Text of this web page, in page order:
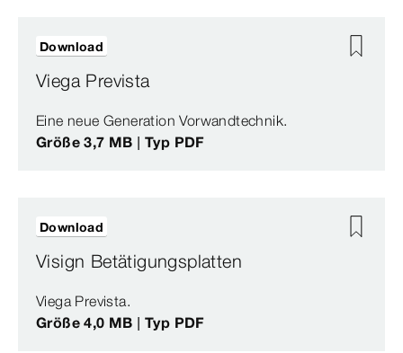
Viega Prevista
Eine neue Generation Vorwandtechnik.
Größe 3,7 MB | Typ PDF
Download
Visign Betätigungsplatten
Viega Prevista.
Größe 4,0 MB | Typ PDF
Download